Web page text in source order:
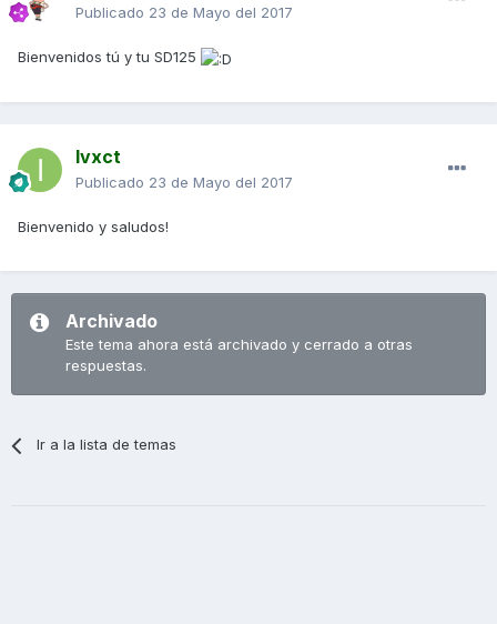
Publicado 23 de Mayo del 2017
Bienvenidos tú y tu SD125
Ivxct
Publicado 23 de Mayo del 2017
Bienvenido y saludos!
Archivado
Este tema ahora está archivado y cerrado a otras
respuestas.
Ir a la lista de temas